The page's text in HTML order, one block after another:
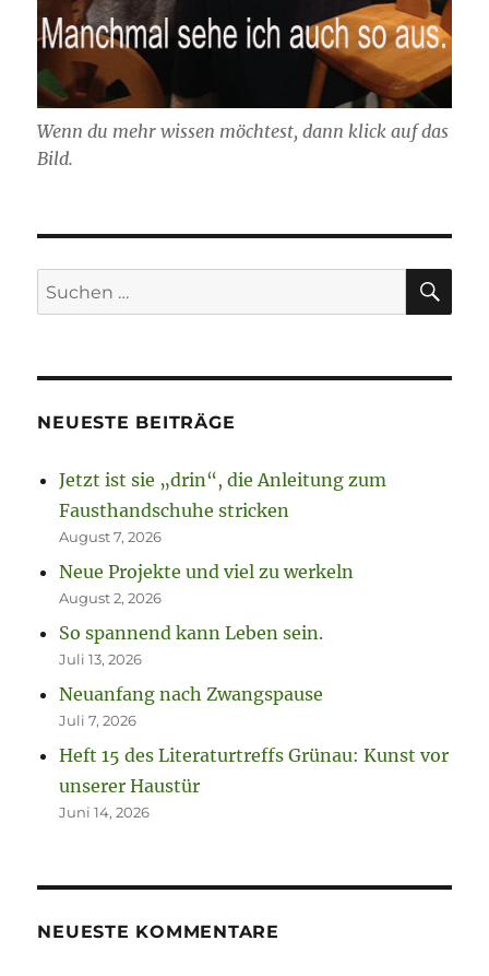
Wenn du mehr wissen möchtest, dann klick auf das
Bild.
Suchen
nach:
NEUESTE BEITRÄGE
Jetzt ist sie „drin“, die Anleitung zum
Fausthandschuhe stricken
August 7, 2026
Neue Projekte und viel zu werkeln
August 2, 2026
So spannend kann Leben sein.
Juli 13, 2026
Neuanfang nach Zwangspause
Juli 7, 2026
Heft 15 des Literaturtreffs Grünau: Kunst vor
unserer Haustür
Juni 14, 2026
NEUESTE KOMMENTARE